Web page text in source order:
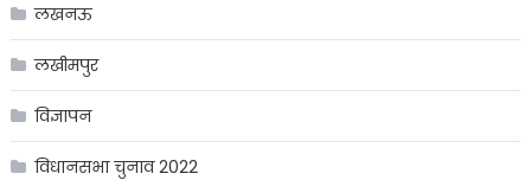
लखनऊ
लखीमपुर
विज्ञापन
विधानसभा चुनाव 2022